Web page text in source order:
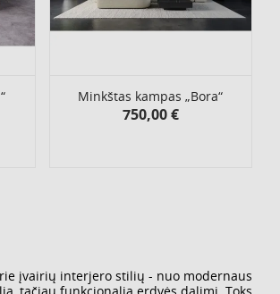
Minkštas kampas „Bora“
Kaina
750,00 €
įvairių interjero stilių - nuo modernaus